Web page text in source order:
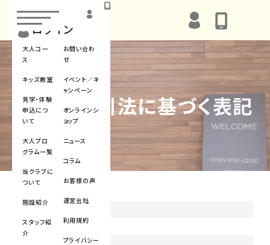
toggle
navigation
ログイン
大人コー
ス
キッズ教室
見学・体験
申込につ
いて
大人プロ
グラム一覧
当クラブに
ついて
施設紹介
スタッフ紹
介
お問い合わ
せ
イベント／キ
ャンペーン
オンラインシ
ョップ
ニュース
コラム
お客様の声
運営会社
利用規約
プライバシー
特定商取引法に基づく表記
販売業者
株式会社 石豊